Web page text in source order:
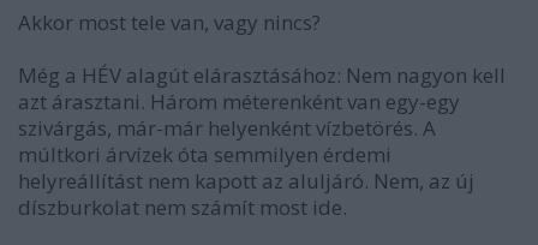
Akkor most tele van, vagy nincs?
Még a HÉV alagút elárasztásához: Nem nagyon kell
azt árasztani. Három méterenként van egy-egy
szivárgás, már-már helyenként vízbetörés. A
múltkori árvízek óta semmilyen érdemi
helyreállítást nem kapott az aluljáró. Nem, az új
díszburkolat nem számít most ide.